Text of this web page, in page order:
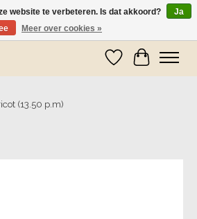
9 mei worden er weer pakketjes verzonden
Verlanglijst
(13.50 p.m)
website te verbeteren. Is dat akkoord?
Ja
Meer over cookies »